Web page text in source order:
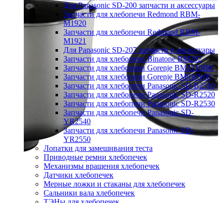
Для Panasonic SD-200 запчасти и аксессуары
Запчасти для хлебопечи Redmond RBM-
M1920
Запчасти для хлебопечи Redmond RBM-
M1921
Для Panasonic SD-207 запчасти и аксессуары
Запчасти для хлебопечи Binatone BM202
Запчасти для хлебопечи Gorenje BM1210BK
Запчасти для хлебопечи Gorenje BM910WII
Запчасти для хлебопечи Panasonic SD-B2510
Запчасти для хлебопечи Panasonic SD-R2520
Запчасти для хлебопечи Panasonic SD-R2530
Запчасти для хлебопечи Panasonic SD-
YR2540
Запчасти для хлебопечи Panasonic SD-
YR2550
Лопатки для замешивания теста
Приводные ремни хлебопечек
Механизмы вращения хлебопечек
Датчики хлебопечек
Мерные ложки и стаканы для хлебопечек
Сальники вала хлебопечек